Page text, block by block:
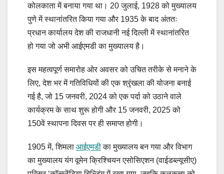
कोलकाता में बनाया गया था। 20 जुलाई, 1928 को मुख्यालय
पुणे में स्थानांतरित किया गया और 1935 के बाद अंततः
प्रधान कार्यालय देश की राजधानी नई दिल्ली में स्थानांतरित
हो गया जो अभी आईएमडी का मुख्यालय है।
इस महत्वपूर्ण समारोह ओर अवसर को उचित तरीके से मनाने के
लिए, देश भर में गतिविधियों की एक श्रृंखला की योजना बनाई
गई है, जो 15 जनवरी, 2024 को एक पर्दा को उठाने वाले
कार्यक्रम के साथ शुरू होगी और 15 जनवरी, 2025 को
150वें स्थापना दिवस पर ही समाप्त होगी।
1905 में, शिमला आईएमडीका मुख्यालय बन गया और विभाग
का मुख्यालय यंग वूमेन क्रिश्चियन एसोसिएशन (वाईडब्ल्यूसीए)